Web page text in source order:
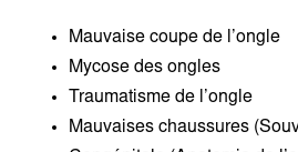
Mauvaise coupe de l’ongle
Mycose des ongles
Traumatisme de l’ongle
Mauvaises chaussures